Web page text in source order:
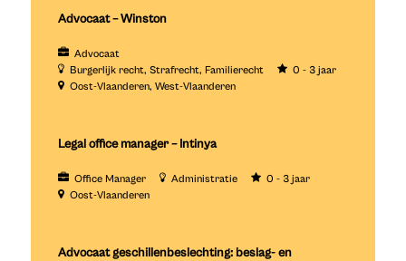
Advocaat – Winston
Advocaat
Burgerlijk recht Strafrecht Familierecht
0 - 3 jaar
Oost-Vlaanderen West-Vlaanderen
Legal office manager – Intinya
Office Manager Administratie
0 - 3 jaar
Oost-Vlaanderen
Advocaat geschillenbeslechting: beslag- en